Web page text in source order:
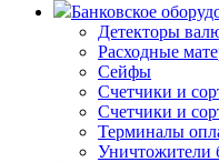
Банковское
Детекторы
Расходные
Сейфы
Счетчики и
Счетчики и
Терминалы
Уничтожители